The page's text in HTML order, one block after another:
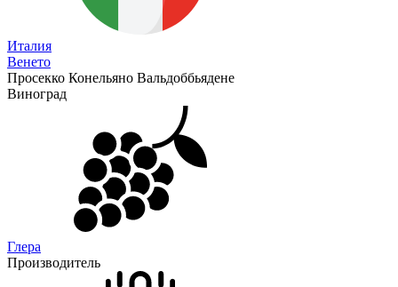
Италия
Венето
Просекко Конельяно Вальдоббьядене
Виноград
Глера
Производитель